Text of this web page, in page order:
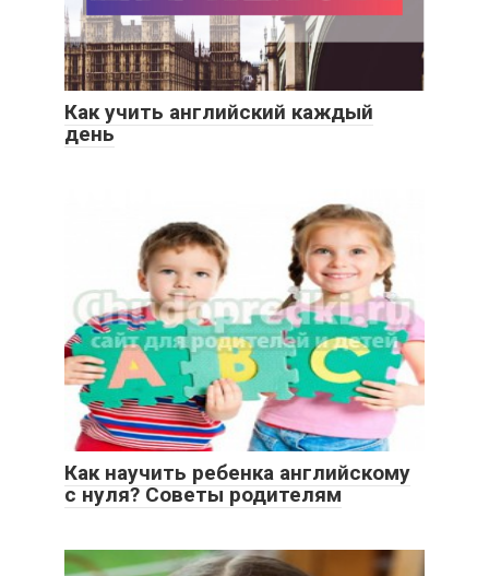
Как учить английский каждый
день
Как научить ребенка английскому
с нуля? Советы родителям